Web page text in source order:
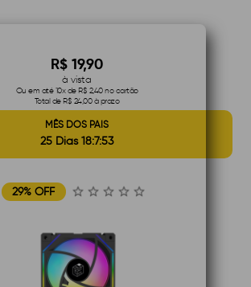
R$ 19,90
à vista
Ou em até 10x de R$ 2,40 no cartão
Total de R$ 24,00 à prazo
MÊS DOS PAIS
25 Dias 18:7:52
29% OFF